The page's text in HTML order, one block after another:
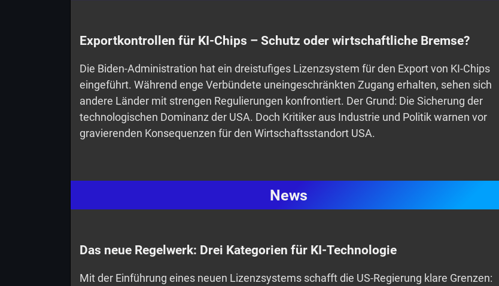
Exportkontrollen für KI-Chips – Schutz oder wirtschaftliche Bremse?
Die Biden-Administration hat ein dreistufiges Lizenzsystem für den Export von KI-Chips
eingeführt. Während enge Verbündete uneingeschränkten Zugang erhalten, sehen sich
andere Länder mit strengen Regulierungen konfrontiert. Der Grund: Die Sicherung der
technologischen Dominanz der USA. Doch Kritiker aus Industrie und Politik warnen vor
gravierenden Konsequenzen für den Wirtschaftsstandort USA.
News
Das neue Regelwerk: Drei Kategorien für KI-Technologie
Mit der Einführung eines neuen Lizenzsystems schafft die US-Regierung klare Grenzen: